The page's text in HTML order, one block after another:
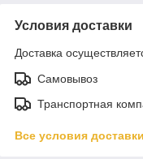
Условия доставки
Доставка
Самовывоз
Транспортная
Все условия доставки